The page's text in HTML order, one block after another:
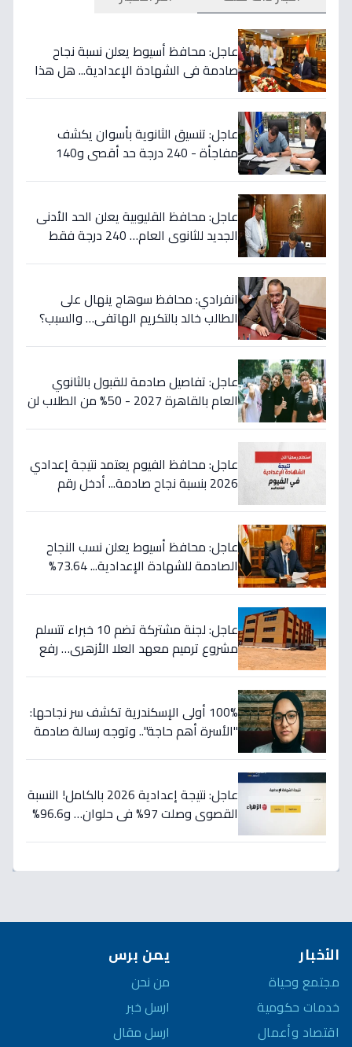
عاجل: محافظ أسيوط يعلن نسبة نجاح
صادمة في الشهادة الإعدادية... هل هذا
عاجل: تنسيق الثانوية بأسوان يكشف
مفاجأة - 240 درجة حد أقصى و140
عاجل: محافظ القليوبية يعلن الحد الأدنى
الجديد للثانوي العام… 240 درجة فقط
انفرادي: محافظ سوهاج ينهال على
الطالب خالد بالتكريم الهاتفي… والسبب؟
عاجل: تفاصيل صادمة للقبول بالثانوي
العام بالقاهرة 2027 - 50% من الطلاب لن
عاجل: محافظ الفيوم يعتمد نتيجة إعدادي
2026 بنسبة نجاح صادمة... أدخل رقم
عاجل: محافظ أسيوط يعلن نسب النجاح
الصادمة للشهادة الإعدادية... 73.64%
عاجل: لجنة مشتركة تضم 10 خبراء تتسلم
مشروع ترميم معهد العلا الأزهري… رفع
100% أولى الإسكندرية تكشف سر نجاحها:
"الأسرة أهم حاجة".. وتوجه رسالة صادمة
عاجل: نتيجة إعدادية 2026 بالكامل! النسبة
القصوى وصلت 97% في حلوان… و96.6%
الأخبار
مجتمع وحياة
خدمات حكومية
اقتصاد وأعمال
يمن برس
من نحن
ارسل خبر
ارسل مقال